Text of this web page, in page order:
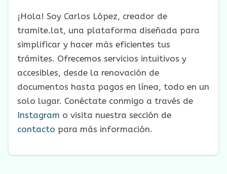
¡Hola! Soy Carlos López, creador de
tramite.lat, una plataforma diseñada para
simplificar y hacer más eficientes tus
trámites. Ofrecemos servicios intuitivos y
accesibles, desde la renovación de
documentos hasta pagos en línea, todo en un
solo lugar. Conéctate conmigo a través de
Instagram o visita nuestra sección de
contacto para más información.